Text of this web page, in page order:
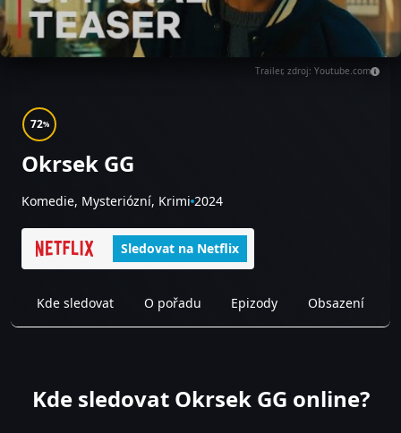
Trailer, zdroj: Youtube.com
72%
Okrsek GG
Komedie, Mysteriózní, Krimi 2024
Sledovat na Netflix
Kde sledovat O pořadu Epizody Obsazení
Kde sledovat Okrsek GG online?